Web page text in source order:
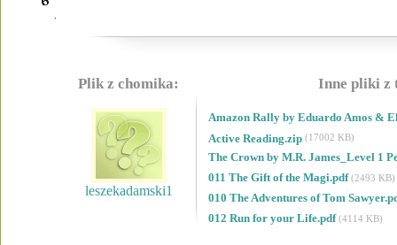
Plik z chomika:
leszekadamski1
Inne pliki z
Amazon Rally by Eduardo Amos &
Active Reading.zip (17002 KB)
The Crown by M.R. James_Level 1
011 The Gift of the Magi.pdf(2493 KB)
010 The Adventures of Tom
012 Run for your Life.pdf(4114 KB)